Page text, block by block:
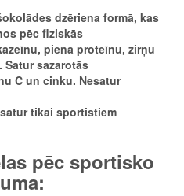
dzēriena formā, kas
pēc fiziskās
piena proteīnu, zirņu
sazarotās
C un cinku. Nesatur
tikai sportistiem
pēc sportisko